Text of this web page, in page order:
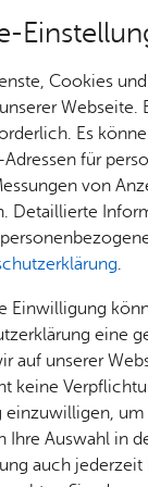
& Stadt
Jobs
Stel­
len­an­
ge­bo­te
Aus­bil­
dung &
Stu­di­
Vor­le­sen
wird durch
wird durch
getrennte
ist
Cookies
Webseite.
Es
Adressen für
von
Detaillierte
.
Einwilligung
eine
auf unserer
keine
einzuwilligen,
Ihre Auswahl in
auch